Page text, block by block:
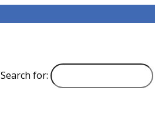
Search for: